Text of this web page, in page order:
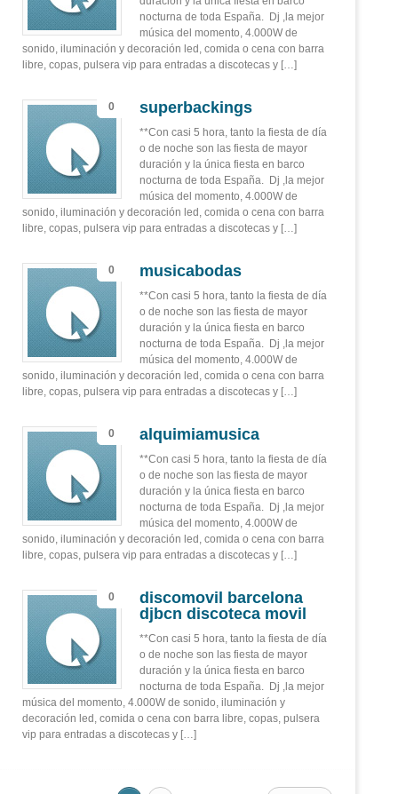
nocturna de toda España. Dj ,la mejor
música del momento, 4.000W de
sonido, iluminación y decoración led, comida o cena con barra
libre, copas, pulsera vip para entradas a discotecas y […]
0 superbackings
**Con casi 5 hora, tanto la fiesta de día
o de noche son las fiesta de mayor
duración y la única fiesta en barco
nocturna de toda España. Dj ,la mejor
música del momento, 4.000W de
sonido, iluminación y decoración led, comida o cena con barra
libre, copas, pulsera vip para entradas a discotecas y […]
0 musicabodas
**Con casi 5 hora, tanto la fiesta de día
o de noche son las fiesta de mayor
duración y la única fiesta en barco
nocturna de toda España. Dj ,la mejor
música del momento, 4.000W de
sonido, iluminación y decoración led, comida o cena con barra
libre, copas, pulsera vip para entradas a discotecas y […]
0 alquimiamusica
**Con casi 5 hora, tanto la fiesta de día
o de noche son las fiesta de mayor
duración y la única fiesta en barco
nocturna de toda España. Dj ,la mejor
música del momento, 4.000W de
sonido, iluminación y decoración led, comida o cena con barra
libre, copas, pulsera vip para entradas a discotecas y […]
0
discomovil barcelona
djbcn discoteca movil
**Con casi 5 hora, tanto la fiesta de día
o de noche son las fiesta de mayor
duración y la única fiesta en barco
nocturna de toda España. Dj ,la mejor
música del momento, 4.000W de sonido, iluminación y
decoración led, comida o cena con barra libre, copas, pulsera
vip para entradas a discotecas y […]